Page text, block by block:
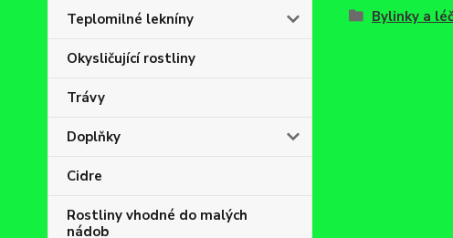
Teplomilné lekníny
Okysličující rostliny
Trávy
Doplňky
Cidre
Rostliny vhodné do malých
nádob
Bylinky a